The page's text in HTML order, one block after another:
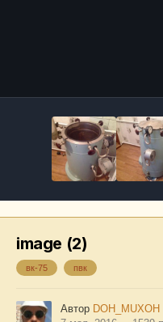
image (2)
вк-75 пвк
Автор DOH_MUXOH